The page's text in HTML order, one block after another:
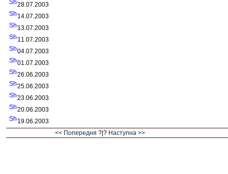
28.07.2003
14.07.2003
13.07.2003
11.07.2003
04.07.2003
01.07.2003
26.06.2003
25.06.2003
23.06.2003
20.06.2003
19.06.2003
<< Попередня ?|? Наступна >>